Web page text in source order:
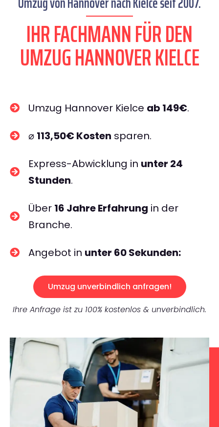
IHR FACHMANN FÜR DEN
UMZUG HANNOVER KIELCE
Umzug Hannover Kielce ab 149€.
⌀ 113,50€ Kosten sparen.
Express-Abwicklung in unter 24
Stunden.
Über 16 Jahre Erfahrung in der
Branche.
Angebot in unter 60 Sekunden:
Umzug unverbindlich anfragen!
Ihre Anfrage ist zu 100% kostenlos & unverbindlich.